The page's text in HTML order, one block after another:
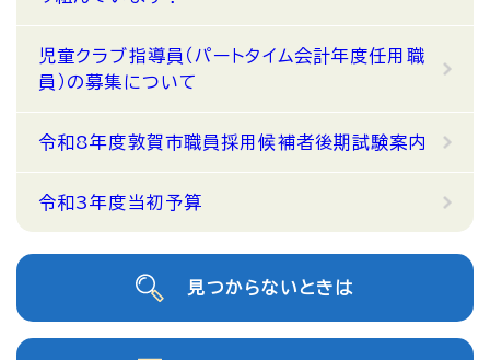
児童クラブ指導員（パートタイム会計年度任用職
員）の募集について
令和8年度敦賀市職員採用候補者後期試験案内
令和3年度当初予算
見つからないときは